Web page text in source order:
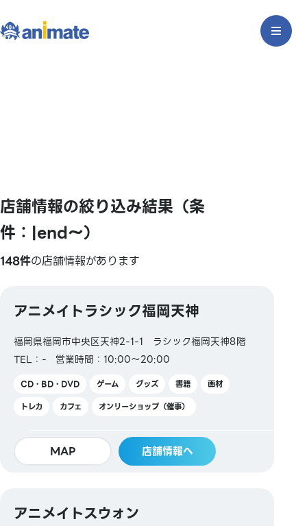
店舗情報の絞り込み結果（条
件：|end〜）
148件の店舗情報があります
アニメイトラシック福岡天神
福岡県福岡市中央区天神2-1-1 ラシック福岡天神8階
TEL：-
営業時間：10:00～20:00
CD・BD・DVD ゲーム グッズ 書籍
画材
トレカ
カフェ オンリーショップ（催事）
MAP 店舗情報へ
アニメイトスウォン